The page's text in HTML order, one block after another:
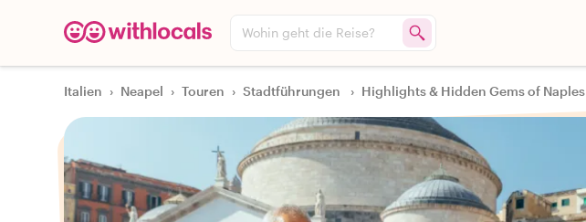
Wohin geht die Reise?
Italien › Neapel › Touren › Stadtführungen › Highlights & Hidden Gems of Naples